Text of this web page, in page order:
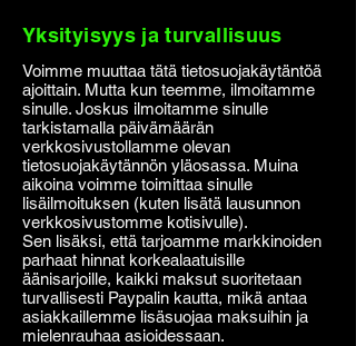
Yksityisyys ja turvallisuus
Voimme muuttaa tätä tietosuojakäytäntöä
ajoittain. Mutta kun teemme, ilmoitamme
sinulle. Joskus ilmoitamme sinulle
tarkistamalla päivämäärän
verkkosivustollamme olevan
tietosuojakäytännön yläosassa. Muina
aikoina voimme toimittaa sinulle
lisäilmoituksen (kuten lisätä lausunnon
verkkosivustomme kotisivulle).
Sen lisäksi, että tarjoamme markkinoiden
parhaat hinnat korkealaatuisille
äänisarjoille, kaikki maksut suoritetaan
turvallisesti Paypalin kautta, mikä antaa
asiakkaillemme lisäsuojaa maksuihin ja
mielenrauhaa asioidessaan.